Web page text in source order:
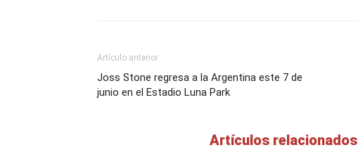
Artículo anterior
Joss Stone regresa a la Argentina este 7 de
junio en el Estadio Luna Park
Artículos relacionados